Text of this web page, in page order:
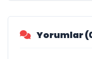
Yorumlar